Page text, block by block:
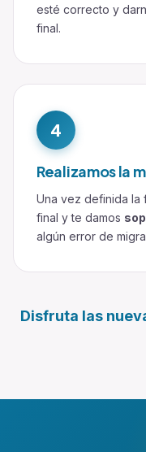
esté correcto y
final.
4
Realizamos la
Una vez definida la
final y te damos
algún error de
Disfruta las